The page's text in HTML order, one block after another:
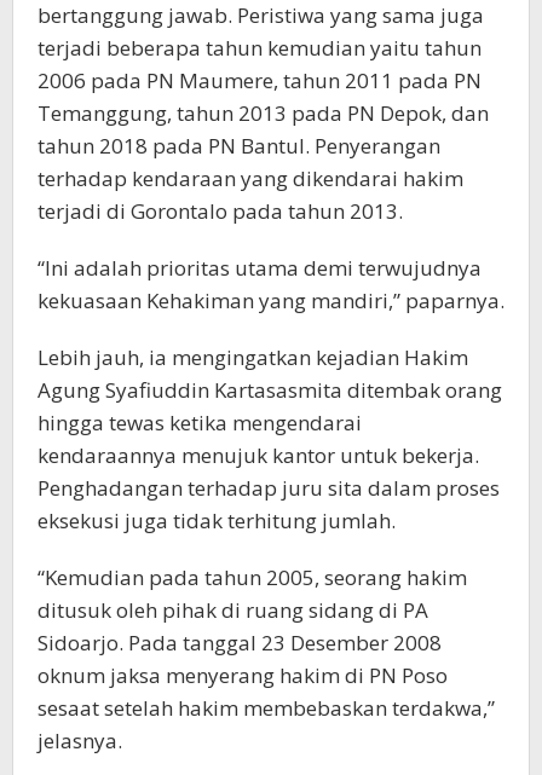
bertanggung jawab. Peristiwa yang sama juga
terjadi beberapa tahun kemudian yaitu tahun
2006 pada PN Maumere, tahun 2011 pada PN
Temanggung, tahun 2013 pada PN Depok, dan
tahun 2018 pada PN Bantul. Penyerangan
terhadap kendaraan yang dikendarai hakim
terjadi di Gorontalo pada tahun 2013.
“Ini adalah prioritas utama demi terwujudnya
kekuasaan Kehakiman yang mandiri,” paparnya.
Lebih jauh, ia mengingatkan kejadian Hakim
Agung Syafiuddin Kartasasmita ditembak orang
hingga tewas ketika mengendarai
kendaraannya menujuk kantor untuk bekerja.
Penghadangan terhadap juru sita dalam proses
eksekusi juga tidak terhitung jumlah.
“Kemudian pada tahun 2005, seorang hakim
ditusuk oleh pihak di ruang sidang di PA
Sidoarjo. Pada tanggal 23 Desember 2008
oknum jaksa menyerang hakim di PN Poso
sesaat setelah hakim membebaskan terdakwa,”
jelasnya.